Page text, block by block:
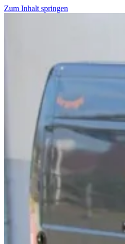
Zum Inhalt springen